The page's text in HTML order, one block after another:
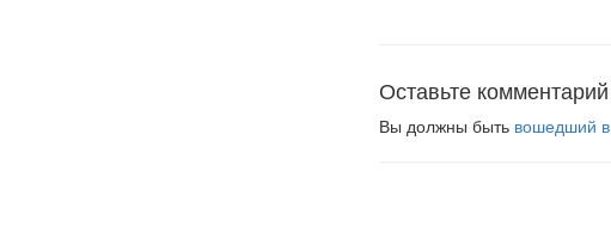
Оставьте комментарий
Вы должны быть вошедший в